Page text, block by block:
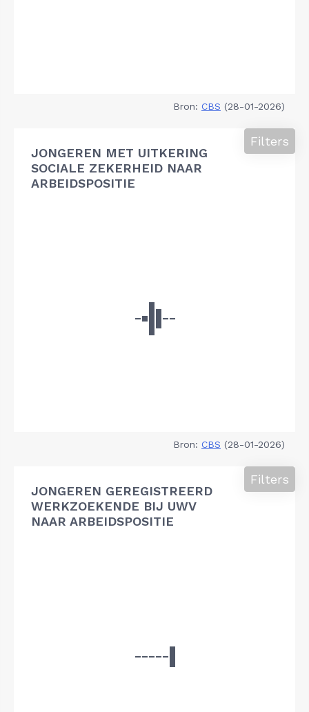
Bron: CBS (28-01-2026)
JONGEREN MET UITKERING
SOCIALE ZEKERHEID NAAR
ARBEIDSPOSITIE
Filters
Bron: CBS (28-01-2026)
JONGEREN GEREGISTREERD
WERKZOEKENDE BIJ UWV
NAAR ARBEIDSPOSITIE
Filters